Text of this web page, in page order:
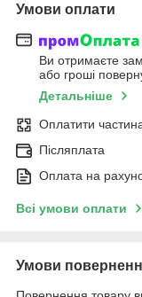
Умови оплати
Ви отримаєте
або гроші
Детальніше
Оплатити
Післяплата
Оплата на
Всі умови оплати
Умови